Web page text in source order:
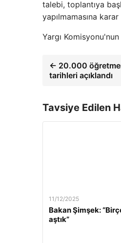
talebi, toplantıya
yapılmamasına
Yargı
← 20.000
tarihleri ​​açıklandı
Tavsiye Edilen
11/12/2025
Bakan Şimşek:
aştık”